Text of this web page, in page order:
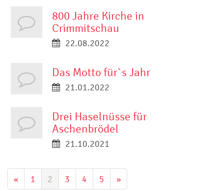
800 Jahre Kirche in
Crimmitschau
22.08.2022
Das Motto für`s Jahr
21.01.2022
Drei Haselnüsse für
Aschenbrödel
21.10.2021
« 1 2 3 4 5 »